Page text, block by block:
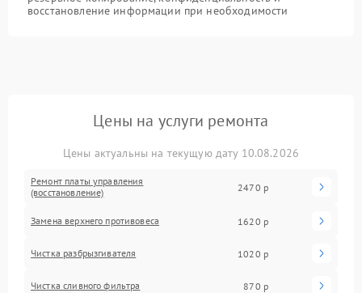
восстановление информации при необходимости
Цены на услуги ремонта
Цены актуальны на текущую дату 10.08.2026
Ремонт платы управления
(восстановление)
2470 р
Замена верхнего противовеса 1620 р
Чистка разбрызгивателя 1020 р
Чистка сливного фильтра 870 р